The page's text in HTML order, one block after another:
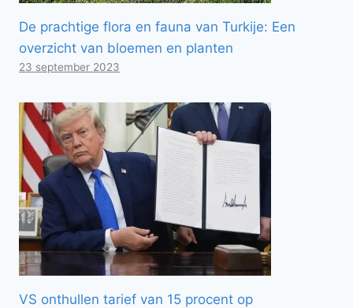
De prachtige flora en fauna van Turkije: Een
overzicht van bloemen en planten
23 september 2023
VS onthullen tarief van 15 procent op